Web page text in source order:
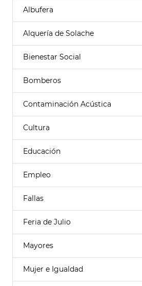
Albufera
Alquería de Solache
Bienestar Social
Bomberos
Contaminación Acústica
Cultura
Educación
Empleo
Fallas
Feria de Julio
Mayores
Mujer e Igualdad